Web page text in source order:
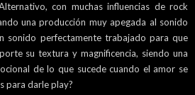
con muchas influencias de rock
una producción muy apegada al sonido
sonido perfectamente trabajado para que
su textura y magnificencia, siendo una
de lo que sucede cuando el amor se
para darle play?